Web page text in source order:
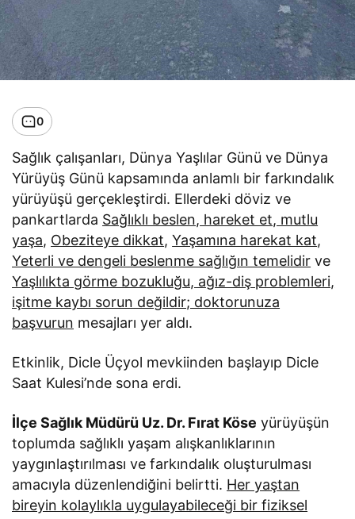
0
Sağlık çalışanları, Dünya Yaşlılar Günü ve Dünya
Yürüyüş Günü kapsamında anlamlı bir farkındalık
yürüyüşü gerçekleştirdi. Ellerdeki döviz ve
pankartlarda Sağlıklı beslen, hareket et, mutlu
yaşa, Obeziteye dikkat,Yaşamına harekat kat,
Yeterli ve dengeli beslenme sağlığın temelidir ve
Yaşlılıkta görme bozukluğu, ağız-diş problemleri,
işitme kaybı sorun değildir; doktorunuza
başvurun mesajları yer aldı.
Etkinlik, Dicle Üçyol mevkiinden başlayıp Dicle
Saat Kulesi’nde sona erdi.
İlçe Sağlık Müdürü Uz. Dr. Fırat Köse yürüyüşün
toplumda sağlıklı yaşam alışkanlıklarının
yaygınlaştırılması ve farkındalık oluşturulması
amacıyla düzenlendiğini belirtti. Her yaştan
bireyin kolaylıkla uygulayabileceği bir fiziksel